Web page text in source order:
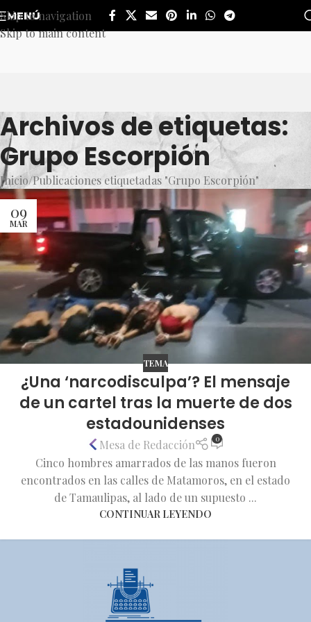
Skip to navigation
Skip to main content
MENÚ
Archivos de etiquetas:
Grupo Escorpión
Inicio Publicaciones etiquetadas "Grupo Escorpión"
09
MAR
TEMA
¿Una ‘narcodisculpa’? El mensaje
de un cartel tras la muerte de dos
estadounidenses
Mesa de Redacción 0
Cinco hombres amarrados de las manos fueron
encontrados en las calles de Matamoros, en el estado
de Tamaulipas, al lado de un supuesto ...
CONTINUAR LEYENDO